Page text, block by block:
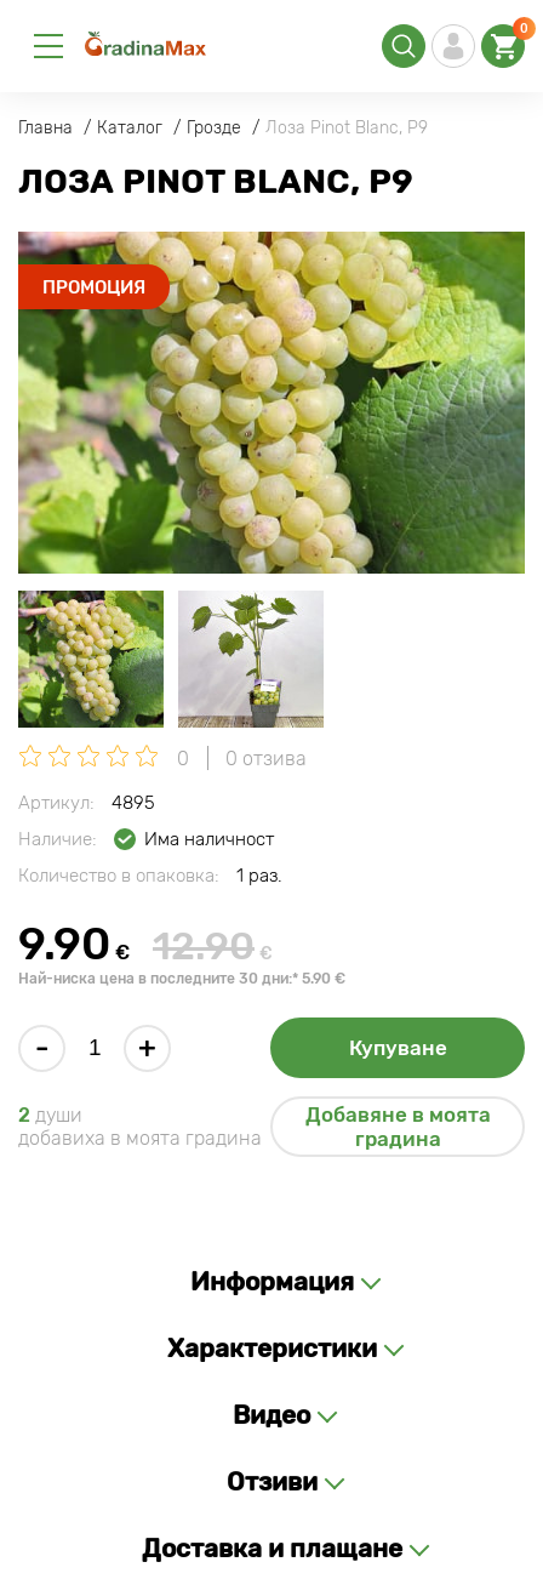
0
Главна Каталог Грозде Лоза Pinot Blanc, Р9
ЛОЗА PINOT BLANC, Р9
ПРОМОЦИЯ
0 0 отзива
Артикул:
4895
Наличие:
Има наличност
Количество в опаковка:
1 раз.
9.90 € 12.90 €
Най-ниска цена в последните 30 дни:* 5.90 €
- + Купуване
2 души
добавиха в моята градина
Добавяне в моята
градина
Информация
Характеристики
Видео
Отзиви
Доставка и плащане